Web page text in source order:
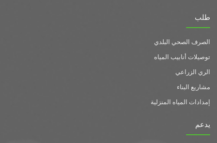
طلب
الصرف الصحي البلدي
توصيلات أنابيب المياه
الري الزراعي
مشاريع البناء
إمدادات المياه المنزلية
يدعم